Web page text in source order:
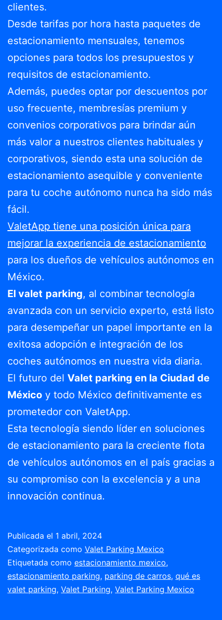
clientes.
Desde tarifas por hora hasta paquetes de
estacionamiento mensuales, tenemos
opciones para todos los presupuestos y
requisitos de estacionamiento.
Además, puedes optar por descuentos por
uso frecuente, membresías premium y
convenios corporativos para brindar aún
más valor a nuestros clientes habituales y
corporativos, siendo esta una solución de
estacionamiento asequible y conveniente
para tu coche autónomo nunca ha sido más
fácil.
ValetApp tiene una posición única para
mejorar la experiencia de estacionamiento
para los dueños de vehículos autónomos en
México.
El valet parking, al combinar tecnología
avanzada con un servicio experto, está listo
para desempeñar un papel importante en la
exitosa adopción e integración de los
coches autónomos en nuestra vida diaria.
El futuro del Valet parking en la Ciudad de
México y todo México definitivamente es
prometedor con ValetApp.
Esta tecnología siendo líder en soluciones
de estacionamiento para la creciente flota
de vehículos autónomos en el país gracias a
su compromiso con la excelencia y a una
innovación continua.
Publicada el 1 abril, 2024
Categorizada como Valet Parking Mexico
Etiquetada como estacionamiento mexico,
estacionamiento parking, parking de carros, qué es
valet parking, Valet Parking, Valet Parking Mexico